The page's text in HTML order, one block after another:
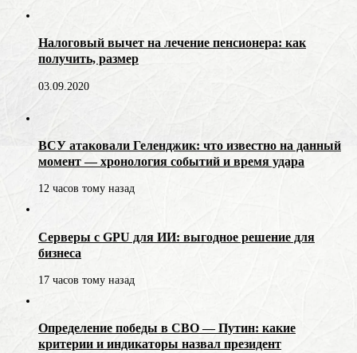
Налоговый вычет на лечение пенсионера: как
получить, размер
03.09.2020
ВСУ атаковали Геленджик: что известно на данный
момент — хронология событий и время удара
12 часов тому назад
Серверы с GPU для ИИ: выгодное решение для
бизнеса
17 часов тому назад
Определение победы в СВО — Путин: какие
критерии и индикаторы назвал президент